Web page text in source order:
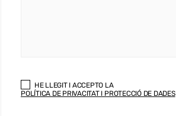
HE LLEGIT I ACCEPTO LA
POLÍTICA DE PRIVACITAT I PROTECCIÓ DE DADES